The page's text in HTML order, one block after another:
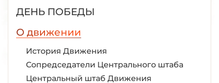
ДЕНЬ ПОБЕДЫ
О движении
История Движения
Сопредседатели Центрального штаба
Центральный штаб Движения